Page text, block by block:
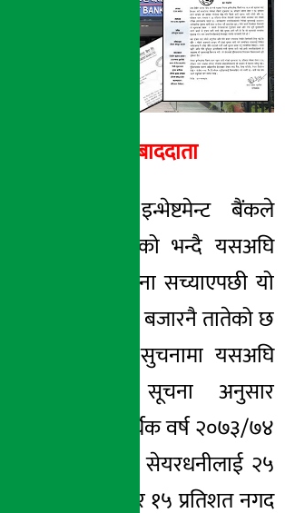
अर्थ सरोकार सम्बाददाता
काठमाडौँ- नेपाल इन्भेष्टमेन्ट बैंकले
टाइपमा गडबडी भएको भन्दै यसअघि
नेप्सेलाई दिएको सूचना सच्याएपछी यो
प्रकरणले नेपाली पूँजी बजारनै तातेको छ
। पहिला प्रकाशित सुचनामा यसअघि
नेप्सेमा प्रकाशित सूचना अनुसार
इन्भेष्टमेन्ट बैंकले आर्थिक वर्ष २०७३/७४
को नाफाबाट आफ्ना सेयरधनीलाई २५
प्रतिशत बोनस सेयर र १५ प्रतिशत नगद